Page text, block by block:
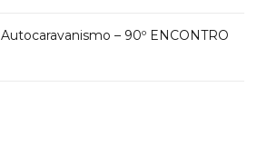
Autocaravanismo – 90º ENCONTRO